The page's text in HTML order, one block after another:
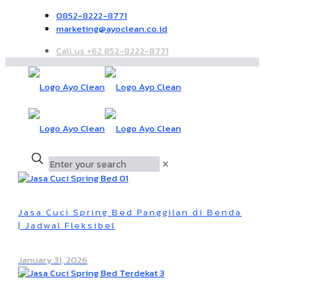
0852-8222-8771
marketing@ayoclean.co.id
Call us +62 852-8222-8771
✕
Jasa Cuci Spring Bed Panggilan di Benda
| Jadwal Fleksibel
January 31, 2026